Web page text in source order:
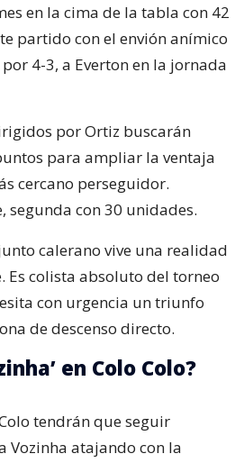
en la cima de la tabla con 42
partido con el envión anímico
4-3, a Everton en la jornada
por Ortiz buscarán
para ampliar la ventaja
cercano perseguidor.
segunda con 30 unidades.
calerano vive una realidad
Es colista absoluto del torneo
con urgencia un triunfo
de descenso directo.
en Colo Colo?
tendrán que seguir
Vozinha atajando con la